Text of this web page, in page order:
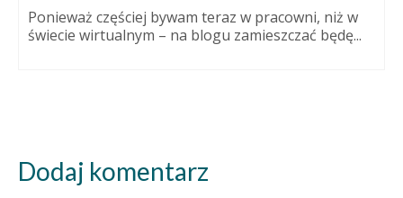
Ponieważ częściej bywam teraz w pracowni, niż w
świecie wirtualnym – na blogu zamieszczać będę...
Dodaj komentarz